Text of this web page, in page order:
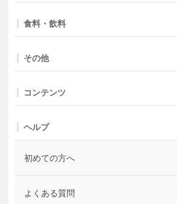
食料・飲料
その他
コンテンツ
ヘルプ
初めての方へ
よくある質問